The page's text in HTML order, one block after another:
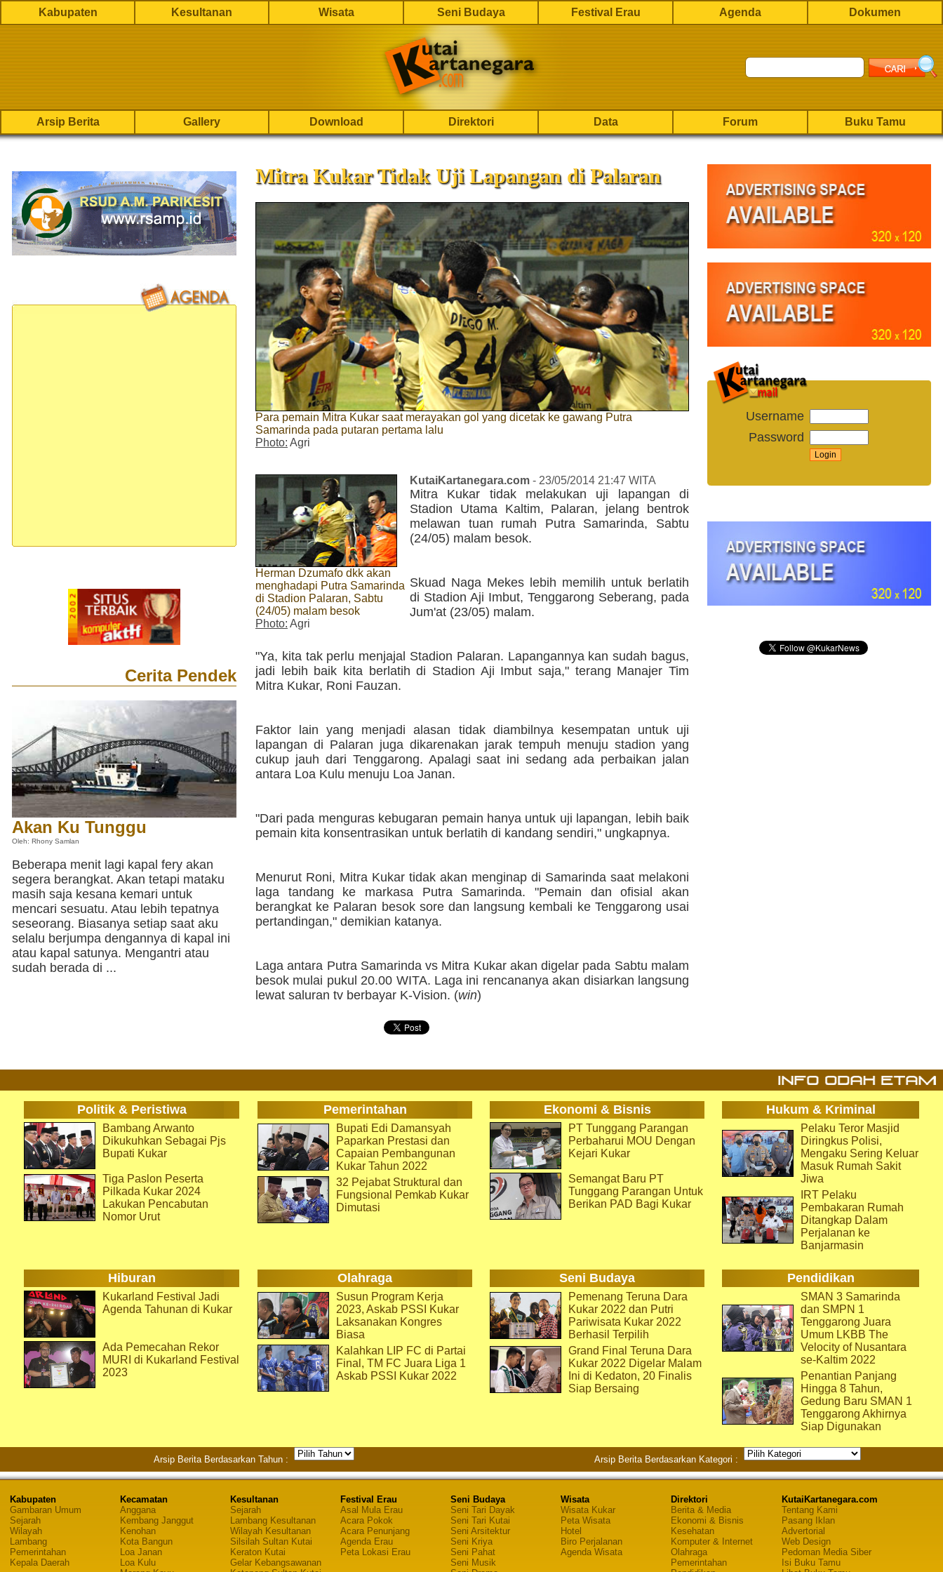
Kabupaten Kesultanan Wisata Seni Budaya Festival Erau Agenda Dokumen
Arsip Berita Gallery Download Direktori Data Forum Buku Tamu
Cerita Pendek
Akan Ku Tunggu
Oleh: Rhony Samlan
Beberapa menit lagi kapal fery akan
segera berangkat. Akan tetapi mataku
masih saja kesana kemari untuk
mencari sesuatu. Atau lebih tepatnya
seseorang. Biasanya setiap saat aku
selalu berjumpa dengannya di kapal ini
atau kapal satunya. Mengantri atau
sudah berada di ...
Mitra Kukar Tidak Uji Lapangan di Palaran
Para pemain Mitra Kukar saat merayakan gol yang dicetak ke gawang Putra
Samarinda pada putaran pertama lalu
Photo: Agri
Herman Dzumafo dkk akan
menghadapi Putra Samarinda
di Stadion Palaran, Sabtu
(24/05) malam besok
Photo: Agri
KutaiKartanegara.com - 23/05/2014 21:47 WITA
Mitra Kukar tidak melakukan uji lapangan di
Stadion Utama Kaltim, Palaran, jelang bentrok
melawan tuan rumah Putra Samarinda, Sabtu
(24/05) malam besok.
Skuad Naga Mekes lebih memilih untuk berlatih
di Stadion Aji Imbut, Tenggarong Seberang, pada
Jum'at (23/05) malam.
"Ya, kita tak perlu menjajal Stadion Palaran. Lapangannya kan sudah bagus,
jadi lebih baik kita berlatih di Stadion Aji Imbut saja," terang Manajer Tim
Mitra Kukar, Roni Fauzan.
Faktor lain yang menjadi alasan tidak diambilnya kesempatan untuk uji
lapangan di Palaran juga dikarenakan jarak tempuh menuju stadion yang
cukup jauh dari Tenggarong. Apalagi saat ini sedang ada perbaikan jalan
antara Loa Kulu menuju Loa Janan.
"Dari pada menguras kebugaran pemain hanya untuk uji lapangan, lebih baik
pemain kita konsentrasikan untuk berlatih di kandang sendiri," ungkapnya.
Menurut Roni, Mitra Kukar tidak akan menginap di Samarinda saat melakoni
laga tandang ke markasa Putra Samarinda. "Pemain dan ofisial akan
berangkat ke Palaran besok sore dan langsung kembali ke Tenggarong usai
pertandingan," demikian katanya.
Laga antara Putra Samarinda vs Mitra Kukar akan digelar pada Sabtu malam
besok mulai pukul 20.00 WITA. Laga ini rencananya akan disiarkan langsung
lewat saluran tv berbayar K-Vision. (win)
Username
Password
Politik & Peristiwa Pemerintahan Ekonomi & Bisnis Hukum & Kriminal
Bambang Arwanto
Dikukuhkan Sebagai Pjs
Bupati Kukar
Tiga Paslon Peserta
Pilkada Kukar 2024
Lakukan Pencabutan
Nomor Urut
Bupati Edi Damansyah
Paparkan Prestasi dan
Capaian Pembangunan
Kukar Tahun 2022
32 Pejabat Struktural dan
Fungsional Pemkab Kukar
Dimutasi
PT Tunggang Parangan
Perbaharui MOU Dengan
Kejari Kukar
Semangat Baru PT
Tunggang Parangan Untuk
Berikan PAD Bagi Kukar
Pelaku Teror Masjid
Diringkus Polisi,
Mengaku Sering Keluar
Masuk Rumah Sakit
Jiwa
IRT Pelaku
Pembakaran Rumah
Ditangkap Dalam
Perjalanan ke
Banjarmasin
Hiburan Olahraga Seni Budaya Pendidikan
Kukarland Festival Jadi
Agenda Tahunan di Kukar
Ada Pemecahan Rekor
MURI di Kukarland Festival
2023
Susun Program Kerja
2023, Askab PSSI Kukar
Laksanakan Kongres
Biasa
Kalahkan LIP FC di Partai
Final, TM FC Juara Liga 1
Askab PSSI Kukar 2022
Pemenang Teruna Dara
Kukar 2022 dan Putri
Pariwisata Kukar 2022
Berhasil Terpilih
Grand Final Teruna Dara
Kukar 2022 Digelar Malam
Ini di Kedaton, 20 Finalis
Siap Bersaing
SMAN 3 Samarinda
dan SMPN 1
Tenggarong Juara
Umum LKBB The
Velocity of Nusantara
se-Kaltim 2022
Penantian Panjang
Hingga 8 Tahun,
Gedung Baru SMAN 1
Tenggarong Akhirnya
Siap Digunakan
Arsip Berita Berdasarkan Tahun : Arsip Berita Berdasarkan Kategori :
Kabupaten
Gambaran Umum
Sejarah
Wilayah
Lambang
Pemerintahan
Kepala Daerah
Kecamatan
Anggana
Kembang Janggut
Kenohan
Kota Bangun
Loa Janan
Loa Kulu
Kesultanan
Sejarah
Lambang Kesultanan
Wilayah Kesultanan
Silsilah Sultan Kutai
Keraton Kutai
Gelar Kebangsawanan
Festival Erau
Asal Mula Erau
Acara Pokok
Acara Penunjang
Agenda Erau
Peta Lokasi Erau
Seni Budaya
Seni Tari Dayak
Seni Tari Kutai
Seni Arsitektur
Seni Kriya
Seni Pahat
Seni Musik
Wisata
Wisata Kukar
Peta Wisata
Hotel
Biro Perjalanan
Agenda Wisata
Direktori
Berita & Media
Ekonomi & Bisnis
Kesehatan
Komputer & Internet
Olahraga
Pemerintahan
KutaiKartanegara.com
Tentang Kami
Pasang Iklan
Advertorial
Web Design
Pedoman Media Siber
Isi Buku Tamu